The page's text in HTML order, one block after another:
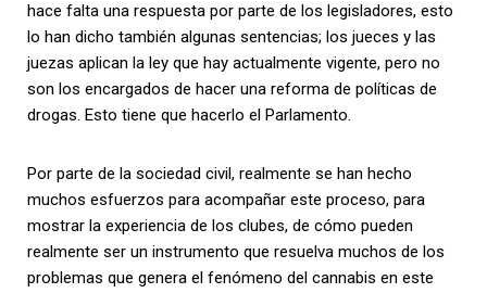
hace falta una respuesta por parte de los legisladores, esto
lo han dicho también algunas sentencias; los jueces y las
juezas aplican la ley que hay actualmente vigente, pero no
son los encargados de hacer una reforma de políticas de
drogas. Esto tiene que hacerlo el Parlamento.
Por parte de la sociedad civil, realmente se han hecho
muchos esfuerzos para acompañar este proceso, para
mostrar la experiencia de los clubes, de cómo pueden
realmente ser un instrumento que resuelva muchos de los
problemas que genera el fenómeno del cannabis en este